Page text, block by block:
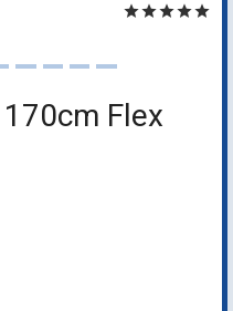
starstarstarstarstar
Flex